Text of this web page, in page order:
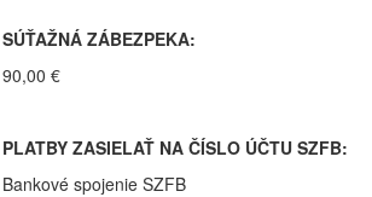
SÚŤAŽNÁ ZÁBEZPEKA:
90,00 €
PLATBY ZASIELAŤ NA ČÍSLO ÚČTU SZFB:
Bankové spojenie SZFB